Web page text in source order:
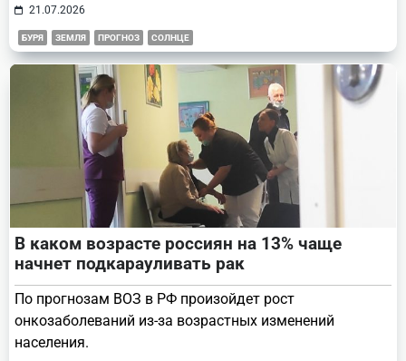
21.07.2026
БУРЯ ЗЕМЛЯ ПРОГНОЗ СОЛНЦЕ
В каком возрасте россиян на 13% чаще
начнет подкарауливать рак
По прогнозам ВОЗ в РФ произойдет рост
онкозаболеваний из-за возрастных изменений
населения.